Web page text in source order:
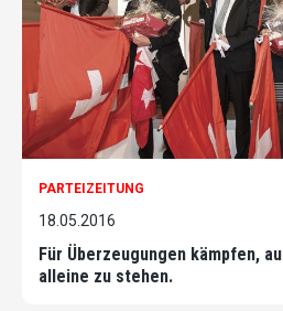
PARTEIZEITUNG
18.05.2016
Für Überzeugungen kämpfen,
alleine zu stehen.